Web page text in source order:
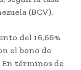
(BCV).
del 16,66%
el bono de
En términos de